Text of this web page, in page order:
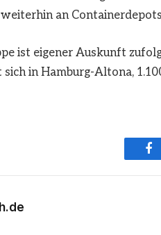
an
ist eigener Auskunft
in Hamburg-Altona,